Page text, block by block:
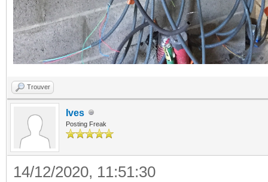
Trouver
Ives
Posting Freak
14/12/2020, 11:51:30